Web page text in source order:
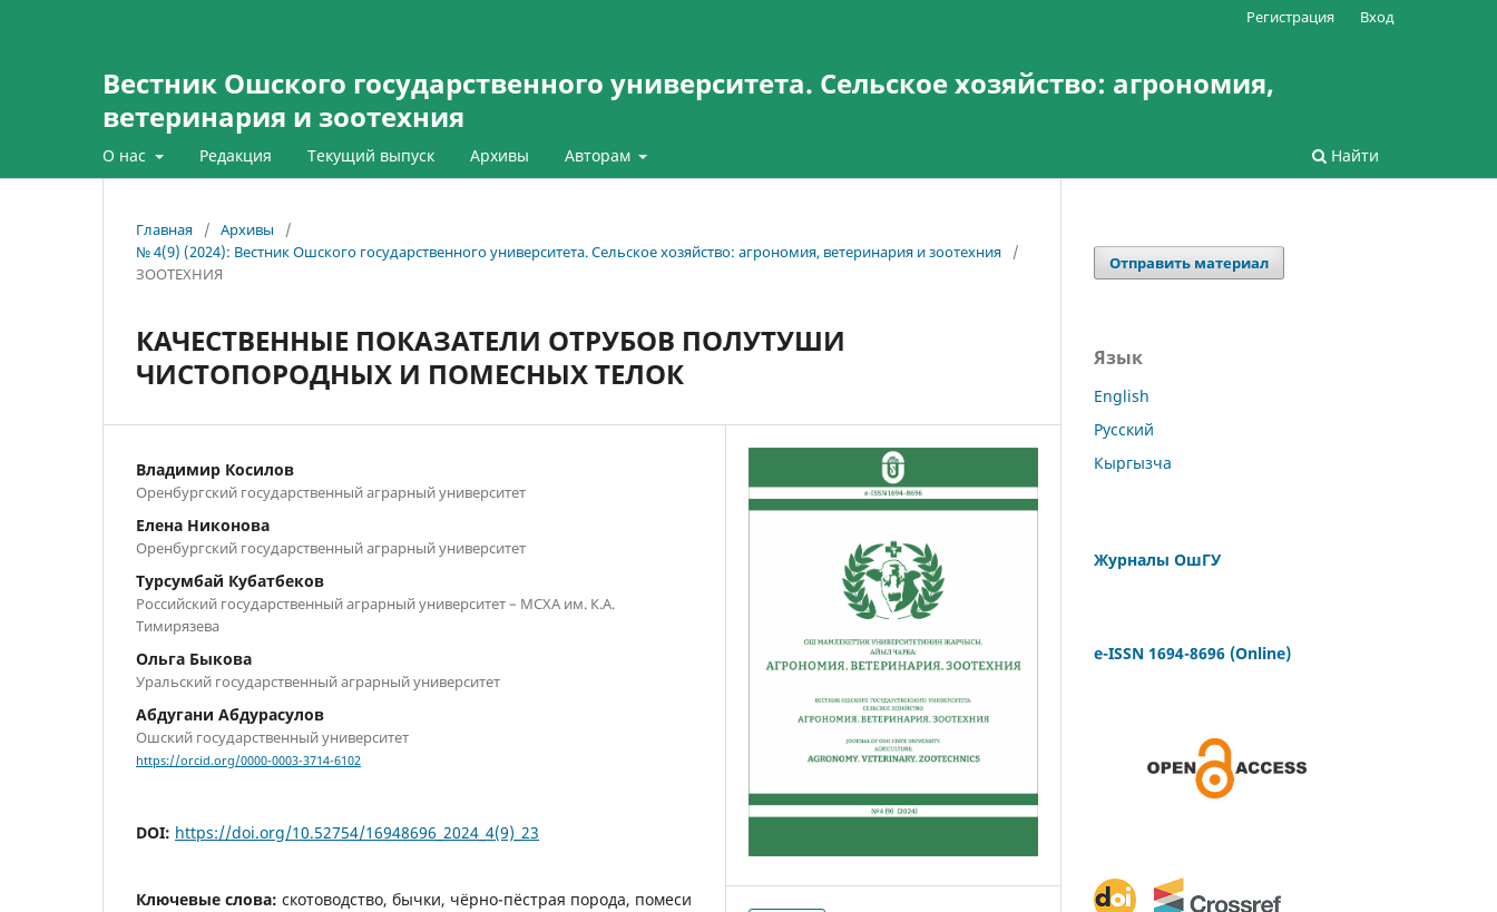
Вестник Ошского государственного университета. Сельское хозяйство: агрономия,
ветеринария и зоотехния
О нас Редакция Текущий выпуск Архивы Авторам Найти
Регистрация Вход
Главная / Архивы
/
№ 4(9) (2024): Вестник Ошского государственного университета. Сельское хозяйство: агрономия, ветеринария и зоотехния
/
ЗООТЕХНИЯ
КАЧЕСТВЕННЫЕ ПОКАЗАТЕЛИ ОТРУБОВ ПОЛУТУШИ
ЧИСТОПОРОДНЫХ И ПОМЕСНЫХ ТЕЛОК
Владимир Косилов
Оренбургский государственный аграрный университет
Елена Никонова
Оренбургский государственный аграрный университет
Турсумбай Кубатбеков
Российский государственный аграрный университет – МСХА им. К.А.
Тимирязева
Ольга Быкова
Уральский государственный аграрный университет
Абдугани Абдурасулов
Ошский государственный университет
https://orcid.org/0000-0003-3714-6102
DOI: https://doi.org/10.52754/16948696_2024_4(9)_23
Ключевые слова: скотоводство, бычки, чёрно-пёстрая порода, помеси
Отправить материал
Язык
English
Русский
Кыргызча
Журналы ОшГУ
e-ISSN 1694-8696 (Online)